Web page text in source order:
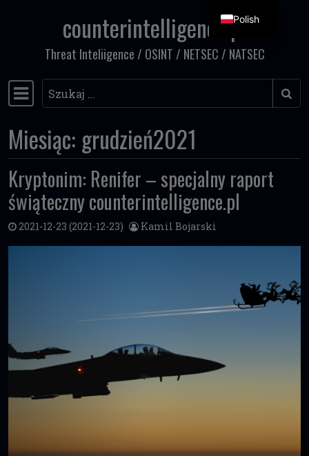
Przejdź do treścicounterintelligence.pl
Threat Inteliigence / OSINT / NETSEC / NATSEC
Główna nawigacja
Szukaj
Miesiąc: grudzień2021
Kryptonim: Renifer – specjalny raport
świąteczny counterintelligence.pl
2021-12-23 (2021-12-23) Kamil Bojarski
Polish